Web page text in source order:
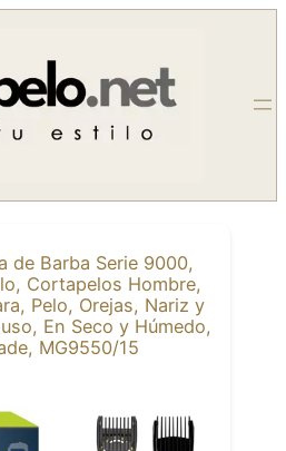
de Barba Serie 9000,
Cortapelos Hombre,
Pelo, Orejas, Nariz y
En Seco y Húmedo,
MG9550/15